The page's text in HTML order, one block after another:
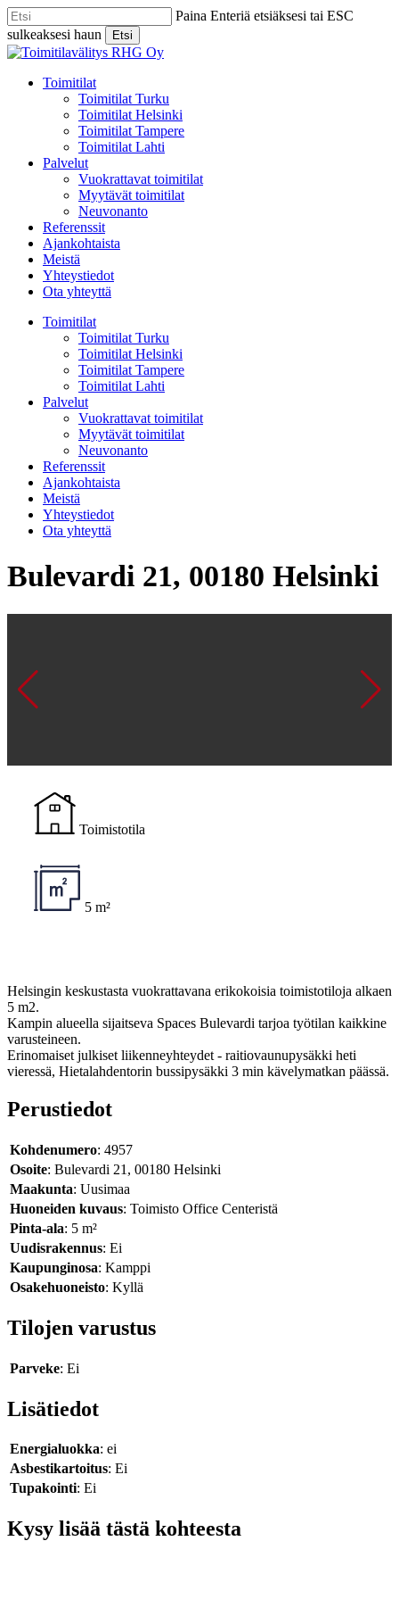
Skip
to
main
content
Paina Enteriä etsiäksesi tai ESC
sulkeaksesi haun
Etsi
Close
Menu
Toimitilat
Toimitilat Turku
Toimitilat Helsinki
Toimitilat Tampere
Toimitilat Lahti
Palvelut
Vuokrattavat toimitilat
Myytävät toimitilat
Neuvonanto
Referenssit
Ajankohtaista
Meistä
Yhteystiedot
Ota yhteyttä
Toimitilat
Toimitilat Turku
Toimitilat Helsinki
Toimitilat Tampere
Toimitilat Lahti
Palvelut
Vuokrattavat toimitilat
Myytävät toimitilat
Neuvonanto
Referenssit
Ajankohtaista
Meistä
Yhteystiedot
Ota yhteyttä
Bulevardi 21, 00180 Helsinki
Toimistotila
5 m²
Helsingin keskustasta vuokrattavana erikokoisia toimistotiloja alkaen
5 m2.
Kampin alueella sijaitseva Spaces Bulevardi tarjoa työtilan kaikkine
varusteineen.
Erinomaiset julkiset liikenneyhteydet - raitiovaunupysäkki heti
vieressä, Hietalahdentorin bussipysäkki 3 min kävelymatkan päässä.
Perustiedot
Kohdenumero: 4957
Osoite: Bulevardi 21, 00180 Helsinki
Maakunta: Uusimaa
Huoneiden kuvaus: Toimisto Office Centeristä
Pinta-ala: 5 m²
Uudisrakennus: Ei
Kaupunginosa: Kamppi
Osakehuoneisto: Kyllä
Tilojen varustus
Parveke: Ei
Lisätiedot
Energialuokka: ei
Asbestikartoitus: Ei
Tupakointi: Ei
Kysy lisää tästä kohteesta